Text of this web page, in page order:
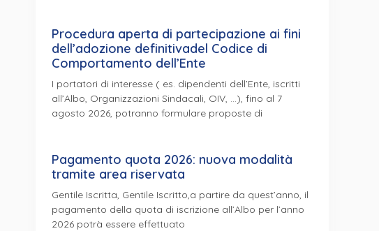
Procedura aperta di partecipazione ai fini
dell’adozione definitivadel Codice di
Comportamento dell’Ente
I portatori di interesse ( es. dipendenti dell’Ente, iscritti
all’Albo, Organizzazioni Sindacali, OIV, …), fino al 7
agosto 2026, potranno formulare proposte di
Pagamento quota 2026: nuova modalità
tramite area riservata
Gentile Iscritta, Gentile Iscritto,a partire da quest’anno, il
pagamento della quota di iscrizione all’Albo per l’anno
2026 potrà essere effettuato